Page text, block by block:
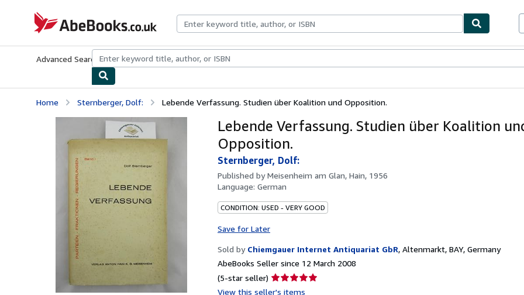
AbeBooks.co.uk
Advanced Search Browse CollectionsRare BooksArt & Collectables
Home Sternberger, Dolf: Lebende Verfassung. Studien über Koalition und Opposition.
Lebende Verfassung. Studien über Koalition
Opposition.
Sternberger, Dolf:
Published byMeisenheim am Glan, Hain, 1956
Language: German
CONDITION: USED - VERY GOOD
Save for Later
Sold by Chiemgauer Internet Antiquariat GbR, Altenmarkt, BAY, Germany
AbeBooks Seller since 12 March 2008
(5-star seller) Seller
rating
View this seller's items